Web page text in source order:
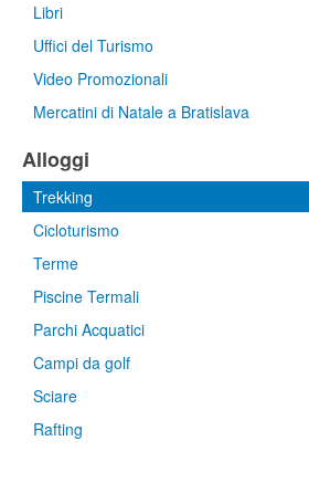
Libri
Uffici del Turismo
Video Promozionali
Mercatini di Natale a Bratislava
Alloggi
Trekking
Cicloturismo
Terme
Piscine Termali
Parchi Acquatici
Campi da golf
Sciare
Rafting